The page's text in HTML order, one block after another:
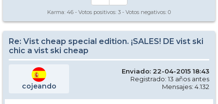
Karma: 46 - Votos positivos: 3 - Votos negativos: 0
Re: Vist cheap special edition. ¡SALES! DE vist ski
chic a vist ski cheap
cojeando
Enviado: 22-04-2015 18:43
Registrado: 13 años antes
Mensajes: 4.132